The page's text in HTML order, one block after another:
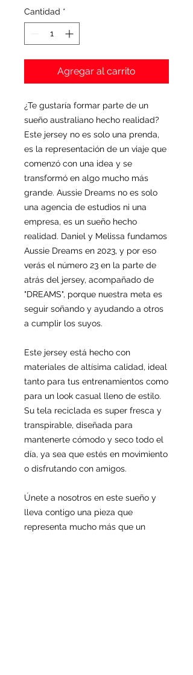
Cantidad *
Agregar al carrito
¿Te gustaría formar parte de un
sueño australiano hecho realidad?
Este jersey no es solo una prenda,
es la representación de un viaje que
comenzó con una idea y se
transformó en algo mucho más
grande. Aussie Dreams no es solo
una agencia de estudios ni una
empresa, es un sueño hecho
realidad. Daniel y Melissa fundamos
Aussie Dreams en 2023, y por eso
verás el número 23 en la parte de
atrás del jersey, acompañado de
"DREAMS", porque nuestra meta es
seguir soñando y ayudando a otros
a cumplir los suyos.
Este jersey está hecho con
materiales de altísima calidad, ideal
tanto para tus entrenamientos como
para un look casual lleno de estilo.
Su tela reciclada es super fresca y
transpirable, diseñada para
mantenerte cómodo y seco todo el
día, ya sea que estés en movimiento
o disfrutando con amigos.
Únete a nosotros en este sueño y
lleva contigo una pieza que
representa mucho más que un